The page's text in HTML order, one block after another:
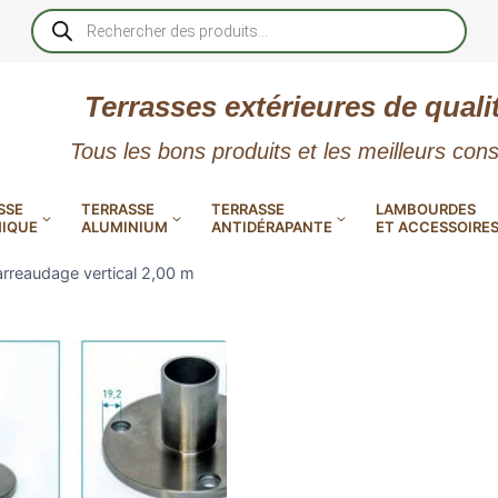
Recherche
de
produits
Terrasses extérieures de
Tous les bons produits et les meilleurs
TERRASSE
ALUMINIUM
TERRASSE
ANTIDÉRAPANTE
LAMBOURDES
ET ACCESSOIRES
CALES RÉGLABLES
POUR TERRASSE
LAMES DE BARDAGE
XTRACLAD « CLIN »
vertical 2,00 m